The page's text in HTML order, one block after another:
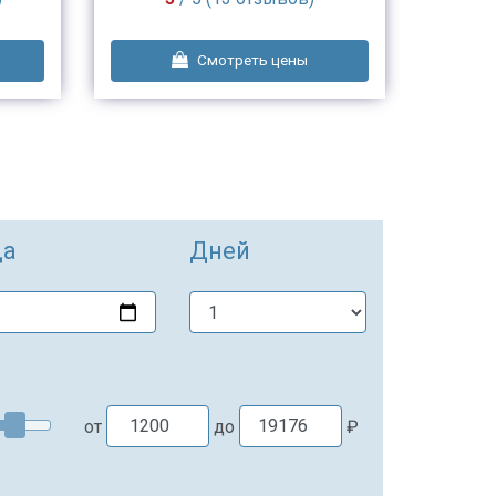
Смотреть цены
Дней
от до ₽